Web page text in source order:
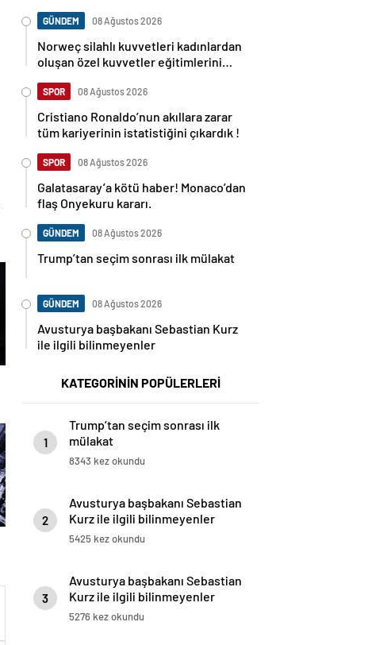
GÜNDEM 08 Ağustos 2026
Norweç silahlı kuvvetleri kadınlardan
oluşan özel kuvvetler eğitimlerini
SPOR 08 Ağustos 2026
Cristiano Ronaldo’nun akıllara zarar
tüm kariyerinin istatistiğini çıkardık !
SPOR 08 Ağustos 2026
Galatasaray’a kötü haber! Monaco’dan
flaş Onyekuru kararı.
GÜNDEM 08 Ağustos 2026
Trump’tan seçim sonrası ilk mülakat
GÜNDEM 08 Ağustos 2026
Avusturya başbakanı Sebastian Kurz
ile ilgili bilinmeyenler
KATEGORİNİN POPÜLERLERİ
1
Trump’tan seçim sonrası ilk
mülakat
8343 kez okundu
2
Avusturya başbakanı Sebastian
Kurz ile ilgili bilinmeyenler
5425 kez okundu
3
Avusturya başbakanı Sebastian
Kurz ile ilgili bilinmeyenler
5276 kez okundu